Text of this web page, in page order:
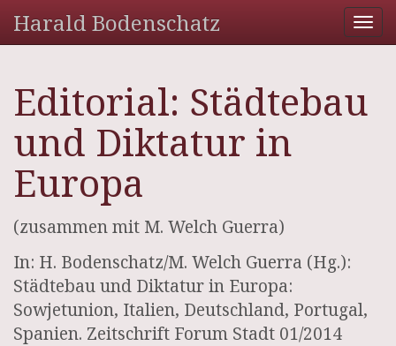
Harald Bodenschatz
Editorial: Städtebau
und Diktatur in
Europa
(zusammen mit M. Welch Guerra)
In: H. Bodenschatz/M. Welch Guerra (Hg.):
Städtebau und Diktatur in Europa:
Sowjetunion, Italien, Deutschland, Portugal,
Spanien. Zeitschrift Forum Stadt 01/2014